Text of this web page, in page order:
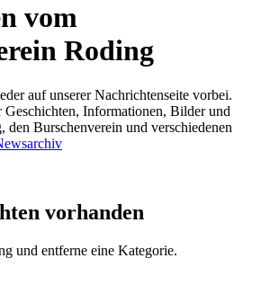
vom
Roding
auf unserer Nachrichtenseite vorbei.
Informationen, Bilder und
den Burschenverein und verschiedenen
vorhanden
und entferne eine Kategorie.